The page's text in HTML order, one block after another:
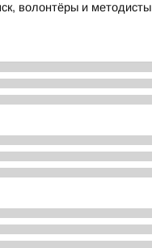
волонтёры и